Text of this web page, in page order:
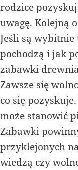
rodzice
uwagę. Kolejną
Jeśli są
pochodzą i jak
zabawki
Zawsze się
co się
może stanowić
Zabawki
przyklejonych
wiedzą czy